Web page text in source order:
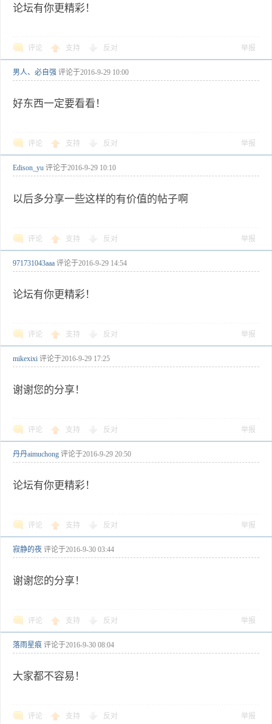
论坛有你更精彩！
评论 支持 反对 举报
男人、必自强 评论于2016-9-29 10:00
好东西一定要看看！
评论 支持 反对 举报
Edison_yu 评论于2016-9-29 10:10
以后多分享一些这样的有价值的帖子啊
评论 支持 反对 举报
971731043aaa 评论于2016-9-29 14:54
论坛有你更精彩！
评论 支持 反对 举报
mikexixi 评论于2016-9-29 17:25
谢谢您的分享！
评论 支持 反对 举报
丹丹aimuchong 评论于2016-9-29 20:50
论坛有你更精彩！
评论 支持 反对 举报
寂静的夜 评论于2016-9-30 03:44
谢谢您的分享！
评论 支持 反对 举报
落雨星痕 评论于2016-9-30 08:04
大家都不容易！
评论 支持 反对 举报